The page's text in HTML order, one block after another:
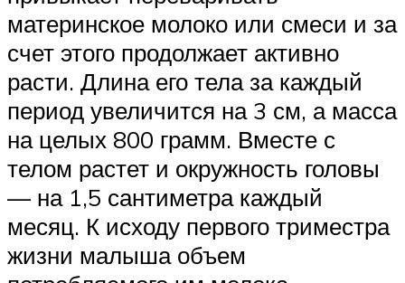
материнское молоко или смеси и за
счет этого продолжает активно
расти. Длина его тела за каждый
период увеличится на 3 см, а масса
на целых 800 грамм. Вместе с
телом растет и окружность головы
— на 1,5 сантиметра каждый
месяц. К исходу первого триместра
жизни малыша объем